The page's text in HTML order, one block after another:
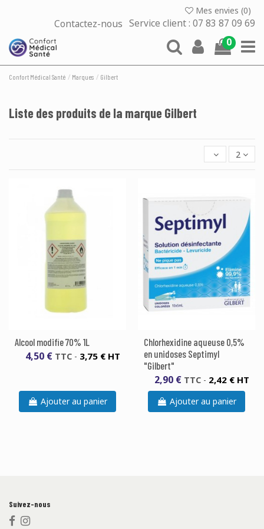
Mes envies (0)
Contactez-nous Service client : 07 83 87 09 69
0
Confort Médical Santé Marques Gilbert
Liste des produits de la marque Gilbert
2
Alcool modifie 70% 1L
4,50 € TTC - 3,75 € HT
Ajouter au panier
Chlorhexidine aqueuse 0,5%
en unidoses Septimyl
"Gilbert"
2,90 € TTC - 2,42 € HT
Ajouter au panier
Suivez-nous